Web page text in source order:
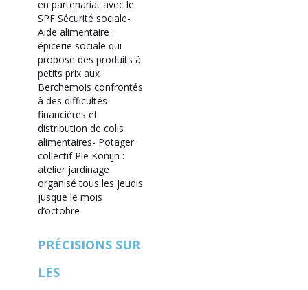
en partenariat avec le
SPF Sécurité sociale-
Aide alimentaire :
épicerie sociale qui
propose des produits à
petits prix aux
Berchemois confrontés
à des difficultés
financières et
distribution de colis
alimentaires- Potager
collectif Pie Konijn :
atelier jardinage
organisé tous les jeudis
jusque le mois
d’octobre
PRÉCISIONS SUR
LES